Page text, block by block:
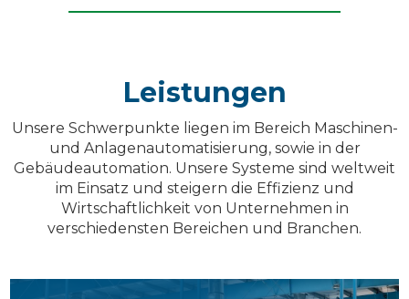
Leistungen
Unsere Schwerpunkte liegen im Bereich Maschinen-
und Anlagenautomatisierung, sowie in der
Gebäudeautomation. Unsere Systeme sind weltweit
im Einsatz und steigern die Effizienz und
Wirtschaftlichkeit von Unternehmen in
verschiedensten Bereichen und Branchen.